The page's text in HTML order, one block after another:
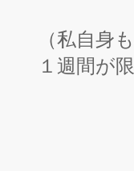
（私自身
１週間が